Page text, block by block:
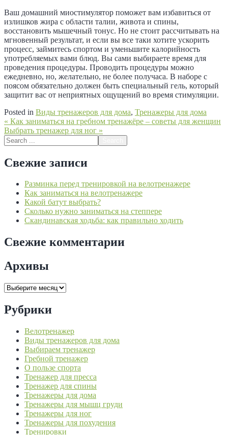
Ваш домашний миостимулятор поможет вам избавиться от
излишков жира с области талии, живота и спины,
восстановить мышечный тонус. Но не стоит рассчитывать на
мгновенный результат, и если вы все таки хотите ускорить
процесс, займитесь спортом и уменьшите калорийность
употребляемых вами блюд. Вы сами выбираете время для
проведения процедуры. Проводить процедуры можно
ежедневно, но, желательно, не более получаса. В наборе с
поясом обязательно должен быть специальный гель, который
защитит вас от неприятных ощущений во время стимуляции.
Posted in Виды тренажеров для дома, Тренажеры для дома
Навигация
по
записям
« Как заниматься на гребном тренажёре – советы для женщин
Выбрать тренажер для ног »
Search
for:
Свежие записи
Разминка перед тренировкой на велотренажере
Как заниматься на велотренажере
Какой батут выбрать?
Сколько нужно заниматься на степпере
Скандинавская ходьба: как правильно ходить
Свежие комментарии
Архивы
Архивы
Рубрики
Велотренажер
Виды тренажеров для дома
Выбираем тренажер
Гребной тренажер
О пользе спорта
Тренажер для пресса
Тренажер для спины
Тренажеры для дома
Тренажеры для мышц груди
Тренажеры для ног
Тренажеры для похудения
Тренировки